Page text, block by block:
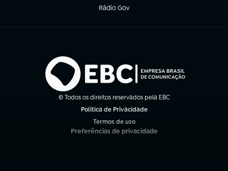
Rádio Gov
(abre em nova aba)
© Todos os direitos reservados pela EBC
Política de Privacidade
Termos de uso
(abre em nova aba)
Preferências de privacidade